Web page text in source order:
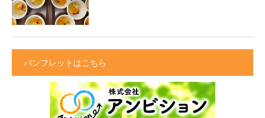
パンフレットはこちら